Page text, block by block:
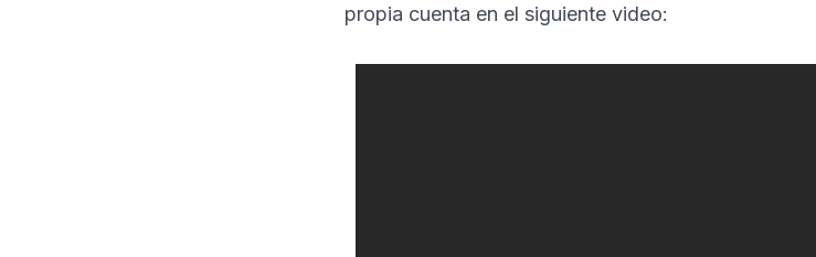
propia cuenta en el siguiente video: